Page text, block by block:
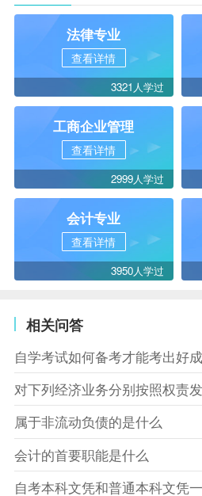
法律专业
查看详情
3321人学过
工商企业管理
查看详情
2999人学过
会计专业
查看详情
3950人学过
相关问答
自学考试如何备考才能考出好
属于非流动负债的是什么
会计的首要职能是什么
自考本科文凭和普通本科文凭